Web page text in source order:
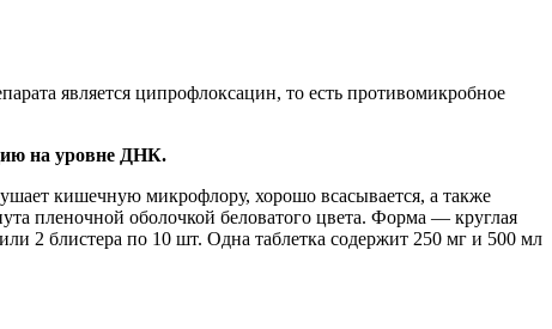
является ципрофлоксацин, то есть противомикробное
на уровне ДНК.
кишечную микрофлору, хорошо всасывается, а также
пленочной оболочкой беловатого цвета. Форма — круглая
2 блистера по 10 шт. Одна таблетка содержит 250 мг и 500 мл